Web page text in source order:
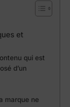
et
qui est
d’un
marque ne